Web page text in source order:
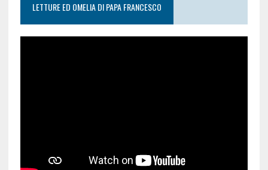
LETTURE ED OMELIA DI PAPA FRANCESCO